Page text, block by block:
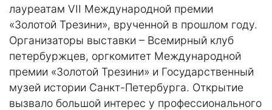
лауреатам VII Международной премии
«Золотой Трезини», врученной в прошлом году.
Организаторы выставки – Всемирный клуб
петербуржцев, оргкомитет Международной
премии «Золотой Трезини» и Государственный
музей истории Санкт-Петербурга. Открытие
вызвало большой интерес у профессионального